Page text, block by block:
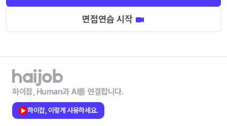
면접연습 시작
하이잡, Human과 AI를 연결합니다.
하이잡, 이렇게 사용하세요.